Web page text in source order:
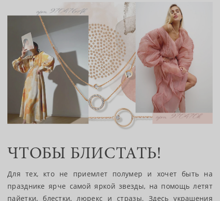
ЧТОБЫ БЛИСТАТЬ!
Для тех, кто не приемлет полумер и хочет быть на
празднике ярче самой яркой звезды, на помощь летят
пайетки, блестки, люрекс и стразы. Здесь украшения